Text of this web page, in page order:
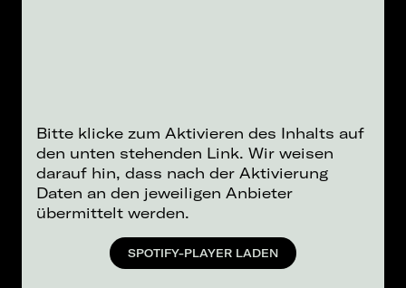
Bitte klicke zum Aktivieren des Inhalts auf
den unten stehenden Link. Wir weisen
darauf hin, dass nach der Aktivierung
Daten an den jeweiligen Anbieter
übermittelt werden.
SPOTIFY-PLAYER LADEN